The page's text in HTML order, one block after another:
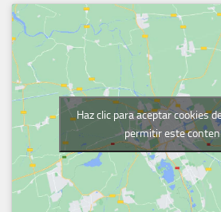
Haz clic para aceptar cookies
permitir este